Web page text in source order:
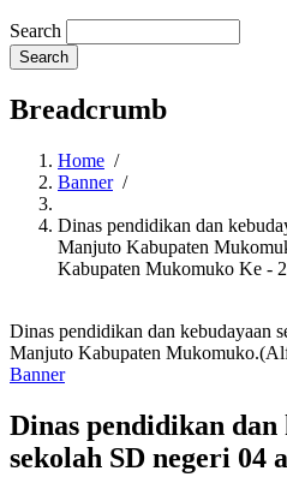
Search
Breadcrumb
Home /
Banner /
Dinas pendidikan dan
Manjuto Kabupaten
Kabupaten Mukomuko Ke -
Dinas pendidikan dan kebudayaan
Manjuto Kabupaten
Banner
Dinas pendidikan dan
sekolah SD negeri 04